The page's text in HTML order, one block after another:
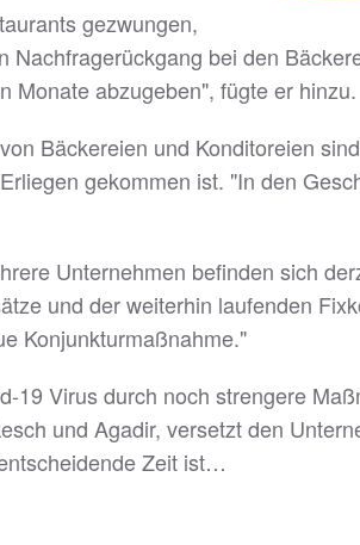
gezwungen,
bei den
Monate abzugeben", fügte er hinzu.
Bäckereien und Konditoreien
gekommen ist. "In den
Unternehmen befinden sich
und der weiterhin laufenden
Konjunkturmaßnahme."
19 Virus durch noch strengere
und Agadir, versetzt den
Zeit ist…